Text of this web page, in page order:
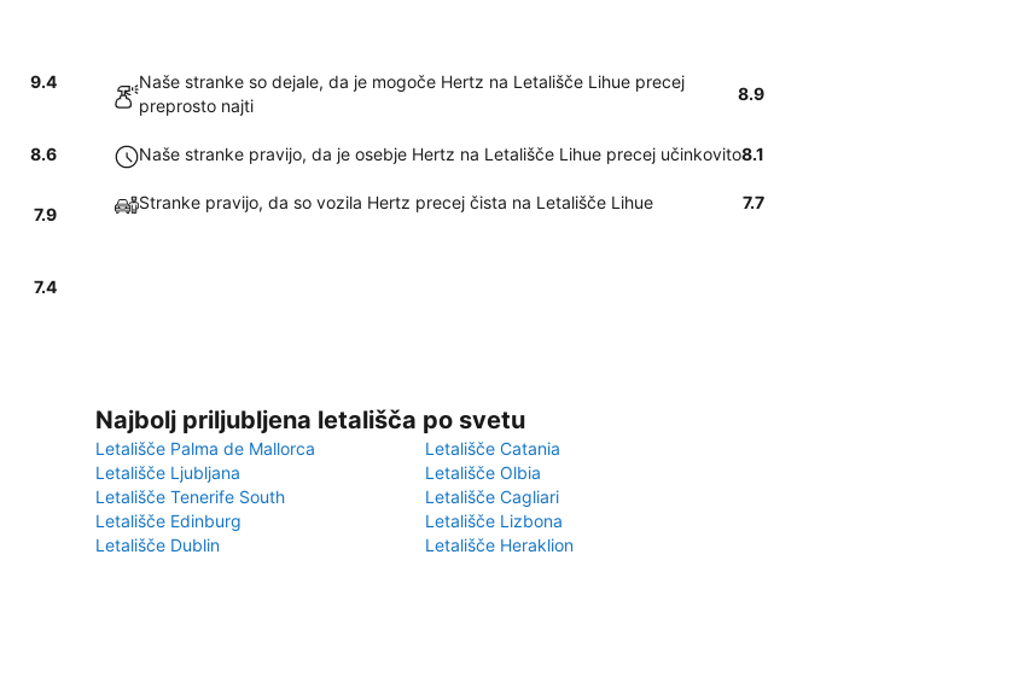
9.4
Naše stranke so dejale, da je mogoče Hertz na Letališče Lihue precej
preprosto najti
8.9
8.6 Naše stranke pravijo, da je osebje Hertz na Letališče Lihue precej učinkovito8.1
7.9
Stranke pravijo, da so vozila Hertz precej čista na Letališče Lihue 7.7
7.4
Najbolj priljubljena letališča po svetu
Letališče Palma de Mallorca
Letališče Catania
Letališče Ljubljana
Letališče Olbia
Letališče Tenerife South
Letališče Cagliari
Letališče Edinburg
Letališče Lizbona
Letališče Dublin
Letališče Heraklion